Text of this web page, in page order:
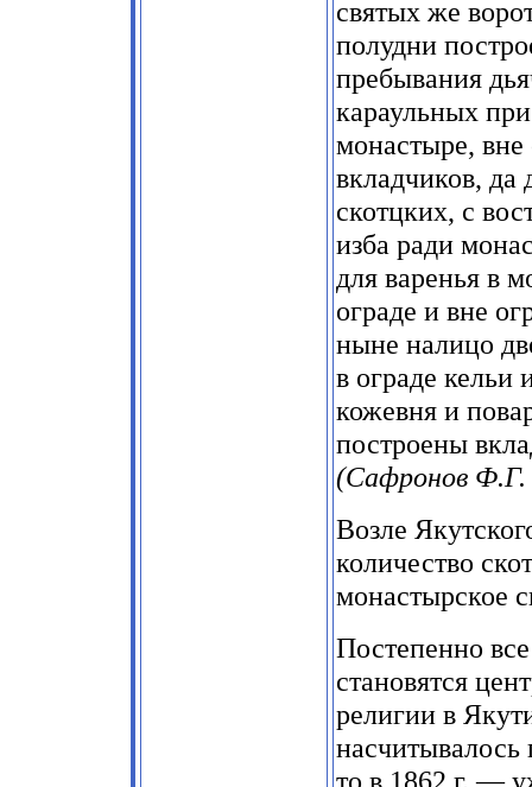
святых же
полудни
пребывания
караульных
монастыре, вне
вкладчиков,
скотцких, с
изба ради
для варенья в
ограде и вне
ныне налицо
в ограде кельи
кожевня и
построены
(Сафронов
Возле
количество
монастырское
Постепенно
становятся
религии в
насчитывалось
то в 1862 г. —